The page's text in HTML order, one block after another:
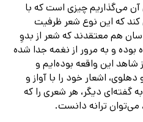
آن می‌گذاریم چیزی است که با
که این نوع شعر ظرفیت
هم معتقدند که شعر از بدوِ
و به مرور از نغمه جدا شده
این واقعه بوده‌ایم و
اشعار خود را با آواز و
گفته‌ای دیگر، هر شعری را که
ترانه دانست.